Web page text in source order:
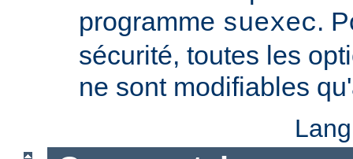
programme suexec.
sécurité, toutes les
ne sont modifiables